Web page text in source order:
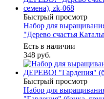
Быстрый просмотр
Набор для
"Дерево счастья
Есть в наличии
348 руб.
Быстрый просмотр
Набор для